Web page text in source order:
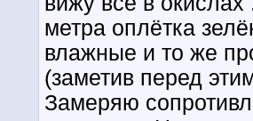
метра оплётка
влажные и то же
(заметив перед
Замеряю